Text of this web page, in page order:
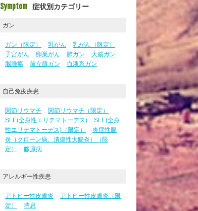
Symptom 症状別カテゴリー
ガン
ガン（限定） 乳がん
乳がん（限定）
子宮がん
卵巣がん 肺ガン
大腸ガン
脳腫瘍
前立腺ガン 血液系ガン
自己免疫疾患
関節リウマチ
関節リウマチ（限定）
SLE(全身性エリテマトーデス)
SLE(全身
性エリテマトーデス)（限定）
炎症性腸
炎（クローン病、潰瘍性大腸炎）（限
定）
膠原病
アレルギー性疾患
アトピー性皮膚炎
アトピー性皮膚炎（限
定）
喘息